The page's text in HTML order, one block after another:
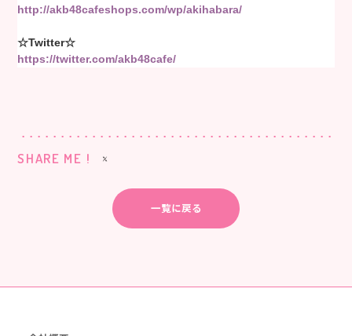
http://akb48cafeshops.com/wp/akihabara/
☆Twitter☆
https://twitter.com/akb48cafe/
SHARE ME !
一覧に戻る